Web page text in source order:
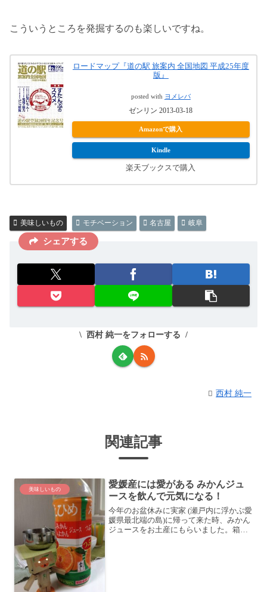
こういうところを発掘するのも楽しいですね。
ロードマップ『道の駅 旅案内 全国地図 平成25年度
版』
posted with ヨメレバ
ゼンリン 2013-03-18
Amazonで購入
Kindle
楽天ブックスで購入
美味しいもの モチベーション 名古屋 岐阜
シェアする
西村 純一をフォローする
西村 純一
関連記事
美味しいもの
愛媛産には愛がある みかんジュ
ースを飲んで元気になる！
今年のお盆休みに実家 (瀬戸内に浮かぶ愛
媛県最北端の島)に帰って来た時、みかん
ジュースをお土産にもらいました。箱単